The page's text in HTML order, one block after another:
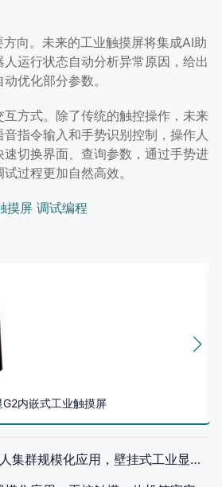
向。未来的工业触摸屏将集成AI助
运行状态自动分析异常原因，给出
优化部分参数。
方式。除了传统的触控操作，未来
指令输入和手势识别控制，操作人
速切换界面、查询参数，通过手势进
过程更加自然高效。
摸屏 调试编程
G2内嵌式工业触摸屏
化应用，壁挂式工业显示器重塑运维监控中心